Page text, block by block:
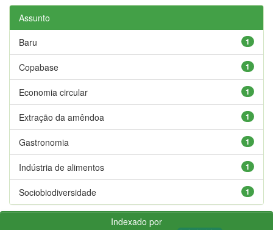
Assunto
1
Baru
1
Copabase
1
Economia circular
1
Extração da amêndoa
1
Gastronomia
1
Indústria de alimentos
1
Sociobiodiversidade
Indexado por